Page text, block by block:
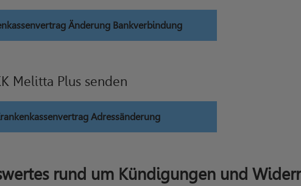
Änderung Bankverbindung
Melitta Plus senden
Adressänderung
rund um Kündigungen und